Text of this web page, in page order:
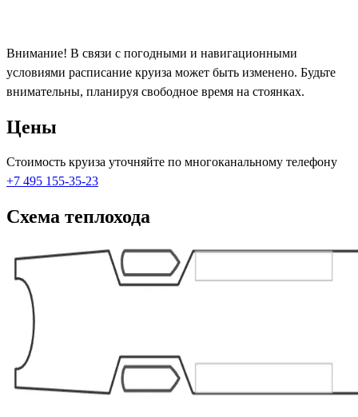
Внимание! В связи с погодными и навигационными
условиями расписание круиза может быть изменено. Будьте
внимательны, планируя свободное время на стоянках.
Цены
Стоимость круиза уточняйте по многоканальному телефону
+7 495 155-35-23
Схема теплохода